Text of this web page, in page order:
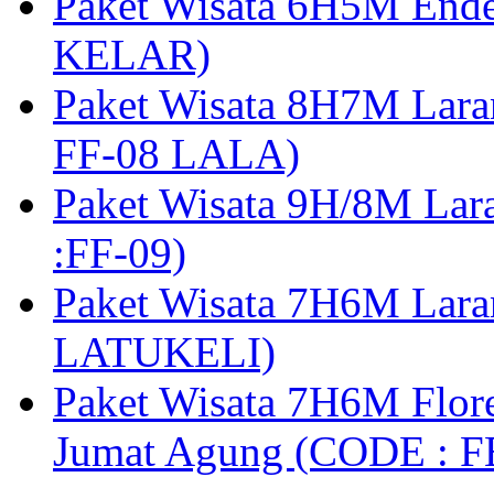
KELAR)
Paket Wisata 8H7M
FF-08 LALA)
Paket Wisata 9H/8M
:FF-09)
Paket Wisata 7H6M
LATUKELI)
Paket Wisata 7H6M
Jumat Agung (CODE :